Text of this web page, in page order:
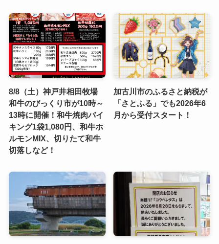
8/8（土）神戸井相田牧場
和牛のびっくり市が10時～
13時に開催！和牛焼肉バイ
キング1袋1,080円、和牛ホ
ルモンMIX、切りたて和牛
切落しなど！
加古川市のふるさと納税が
「さとふる」でも2026年6
月から受付スタート！